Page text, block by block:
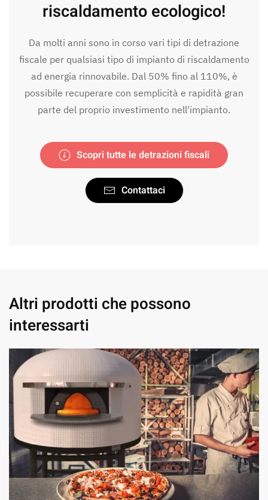
riscaldamento ecologico!
Da molti anni sono in corso vari tipi di detrazione
fiscale per qualsiasi tipo di impianto di riscaldamento
ad energia rinnovabile. Dal 50% fino al 110%, è
possibile recuperare con semplicità e rapidità gran
parte del proprio investimento nell'impianto.
Scopri tutte le detrazioni fiscali
Contattaci
Altri prodotti che possono
interessarti